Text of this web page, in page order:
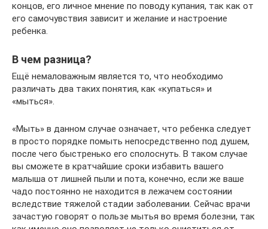
концов, его личное мнение по поводу купания, так как от
его самочувствия зависит и желание и настроение
ребенка.
В чем разница?
Ещё немаловажным является то, что необходимо
различать два таких понятия, как «купаться» и
«мыться».
«Мыть» в данном случае означает, что ребенка следует
в просто порядке помыть непосредственно под душем,
после чего быстренько его сполоснуть. В таком случае
вы сможете в кратчайшие сроки избавить вашего
малыша от лишней пыли и пота, конечно, если же ваше
чадо постоянно не находится в лежачем состоянии
вследствие тяжелой стадии заболевании. Сейчас врачи
зачастую говорят о пользе мытья во время болезни, так